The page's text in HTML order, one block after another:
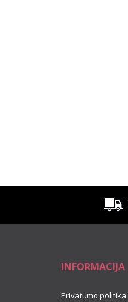
INFORMACIJA
Privatumo politika